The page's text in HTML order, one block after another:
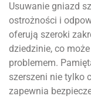
Usuwanie gniazd
ostrożności i
oferują szeroki
dziedzinie, co
problemem.
szerszeni nie tylko
zapewnia